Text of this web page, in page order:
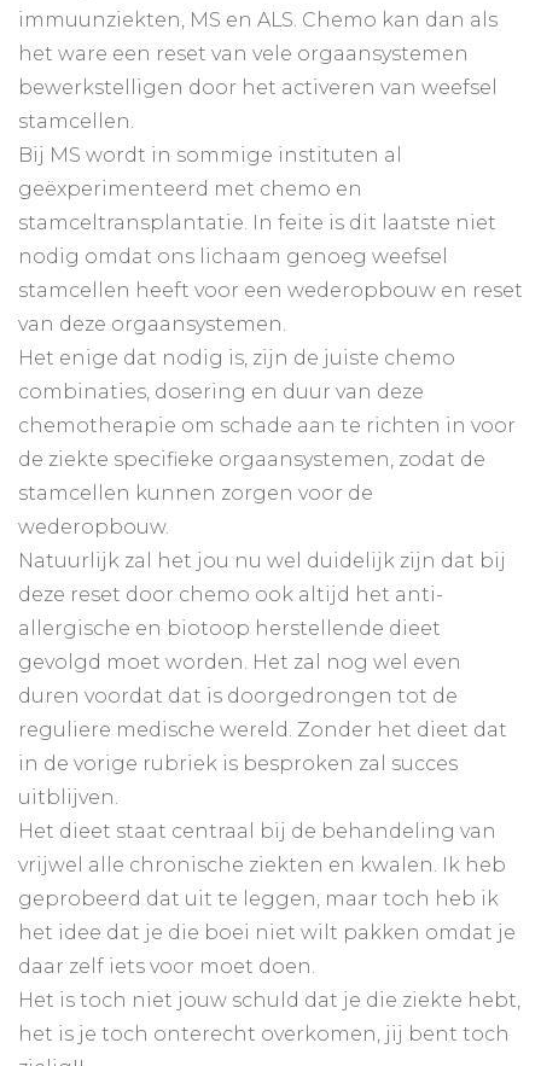
immuunziekten, MS en ALS. Chemo kan dan als
het ware een reset van vele orgaansystemen
bewerkstelligen door het activeren van weefsel
stamcellen.
Bij MS wordt in sommige instituten al
geëxperimenteerd met chemo en
stamceltransplantatie. In feite is dit laatste niet
nodig omdat ons lichaam genoeg weefsel
stamcellen heeft voor een wederopbouw en reset
van deze orgaansystemen.
Het enige dat nodig is, zijn de juiste chemo
combinaties, dosering en duur van deze
chemotherapie om schade aan te richten in voor
de ziekte specifieke orgaansystemen, zodat de
stamcellen kunnen zorgen voor de
wederopbouw.
Natuurlijk zal het jou nu wel duidelijk zijn dat bij
deze reset door chemo ook altijd het anti-
allergische en biotoop herstellende dieet
gevolgd moet worden. Het zal nog wel even
duren voordat dat is doorgedrongen tot de
reguliere medische wereld. Zonder het dieet dat
in de vorige rubriek is besproken zal succes
uitblijven.
Het dieet staat centraal bij de behandeling van
vrijwel alle chronische ziekten en kwalen. Ik heb
geprobeerd dat uit te leggen, maar toch heb ik
het idee dat je die boei niet wilt pakken omdat je
daar zelf iets voor moet doen.
Het is toch niet jouw schuld dat je die ziekte hebt,
het is je toch onterecht overkomen, jij bent toch